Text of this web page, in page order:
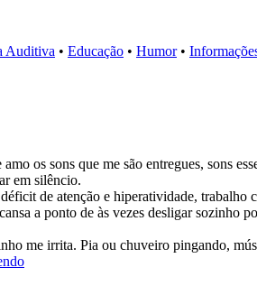
Auditiva • Educação • Humor •
os sons que me são entregues, sons
em silêncio.
de atenção e hiperatividade,
a ponto de às vezes desligar
me irrita. Pia ou chuveiro pingando,